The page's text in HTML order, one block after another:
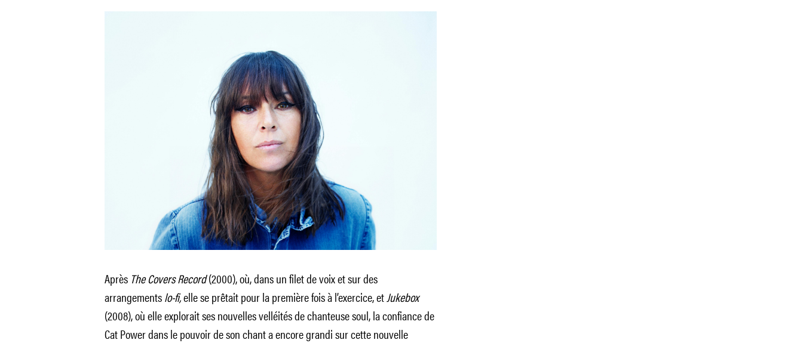
Après The Covers Record(2000), où, dans un filet de voix et sur des
arrangementslo-fi,elle se prêtait pour la première fois à l’exercice, etJukebox
(2008), où elle explorait ses nouvelles velléités de chanteuse soul, la confiance de
Cat Power dans le pouvoir de son chant a encore grandi sur cette nouvelle